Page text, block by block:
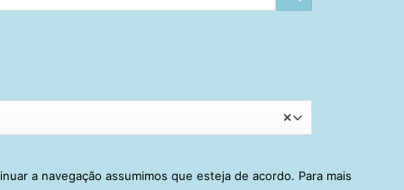
×
a navegação assumimos que esteja de acordo. Para mais